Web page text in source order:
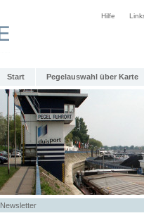
Hilfe
Start Pegelauswahl über Karte
Newsletter